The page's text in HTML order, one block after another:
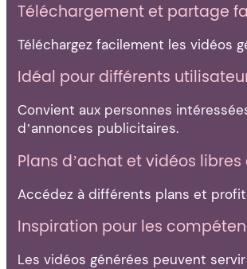
Téléchargement et partage
Téléchargez facilement les vidéos
Idéal pour différents
Convient aux personnes
d’annonces publicitaires.
Plans d’achat et vidéos
Accédez à différents plans et
Inspiration pour les
Les vidéos générées peuvent